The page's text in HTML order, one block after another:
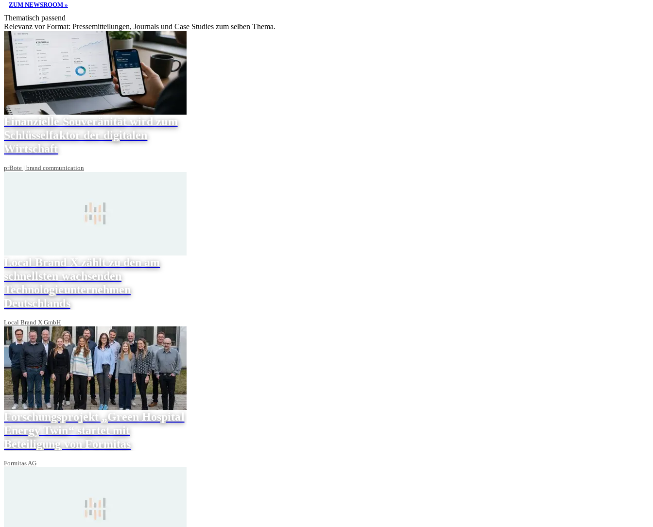
ZUM NEWSROOM »
Thematisch passend
Relevanz vor Format: Pressemitteilungen, Journals und Case Studies zum selben Thema.
Finanzielle Souveränität wird zum
Schlüsselfaktor der digitalen
Wirtschaft
prBote | brand communication
Local Brand X zählt zu den am
schnellsten wachsenden
Technologieunternehmen
Deutschlands
Local Brand X GmbH
Forschungsprojekt „Green Hospital
Energy Twin“ startet mit
Beteiligung von Formitas
Formitas AG